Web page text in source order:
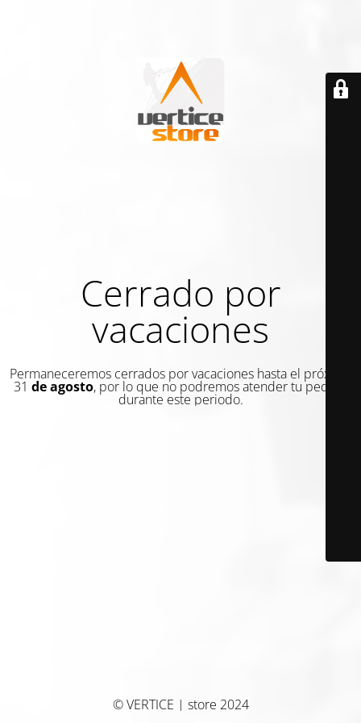
Cerrado por
vacaciones
Permaneceremos cerrados por vacaciones hasta el próximo
31 de agosto, por lo que no podremos atender tu pedido
durante este periodo.
© VERTICE | store 2024